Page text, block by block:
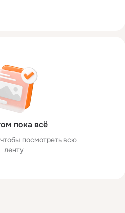
пока всё
посмотреть всю
ленту